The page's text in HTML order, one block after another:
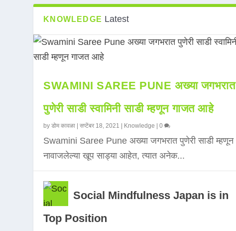
KNOWLEDGE Latest
SWAMINI SAREE PUNE अख्या जगभरात
पुणेरी साडी स्वामिनी साडी म्हणून गाजत आहे
byडोम कावळा |सप्टेंबर 18, 2021 Knowledge |0
Swamini Saree Pune अख्या जगभरात पुणेरी साडी म्हणून
नावाजलेल्या खूप साड्या आहेत, त्यात अनेक...
Social Mindfulness Japan is in
Top Position